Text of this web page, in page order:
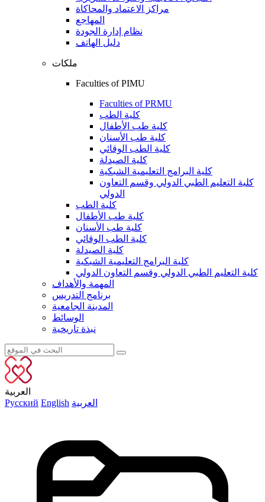
مراكز الاعتماد والمحاكاة
المهاجع
نظام إدارة الجودة
دليل الهاتف
ملكات
Faculties of PIMU
Faculties of PRMU
كلية الطب
كلية طب الأطفال
كلية طب الأسنان
كلية الطب الوقائي
كلية الصيدلة
كلية البرامج التعليمية الشبكية
كلية التعليم الطبي الدولي وقسم التعاون
الدولي
كلية الطب
كلية طب الأطفال
كلية طب الأسنان
كلية الطب الوقائي
كلية الصيدلة
كلية البرامج التعليمية الشبكية
كلية التعليم الطبي الدولي وقسم التعاون الدولي
المهمة والأهداف
برنامج التدريس
المدينة الجامعية
الوسائط
نبذة تاريخية
العربية
Русский English العربية